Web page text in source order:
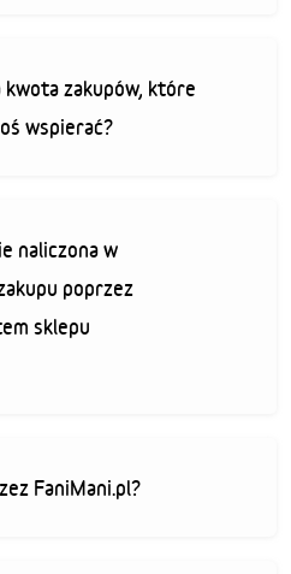
zakupów, które
wspierać?
naliczona w
poprzez
sklepu
FaniMani.pl?